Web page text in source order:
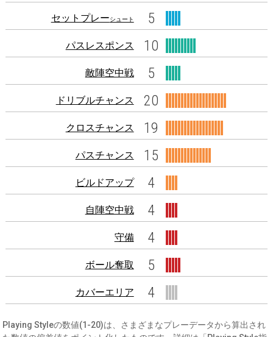
セットプレーシュート 5
パスレスポンス 10
敵陣空中戦 5
ドリブルチャンス 20
クロスチャンス 19
パスチャンス 15
ビルドアップ 4
自陣空中戦 4
守備 4
ボール奪取 5
カバーエリア 4
Playing Styleの数値(1-20)は、さまざまなプレーデータから算出され